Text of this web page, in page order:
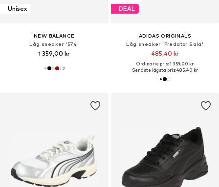
Unisex
NEW BALANCE
Låg sneaker '574'
1 359,00 kr
+2
DEAL
ADIDAS ORIGINALS
Låg sneaker 'Predator Sala'
485,40 kr
Ordinarie pris: 1 359,00 kr
Senaste lägsta pris:485,40 kr